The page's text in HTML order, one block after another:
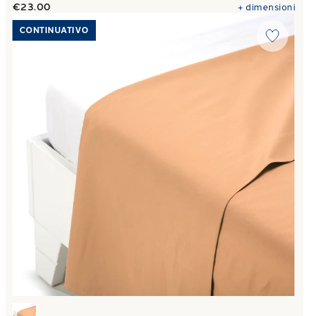
€23.00 +dimensioni
Link to "Lenzuolo Superiore Cotone tinta unita
CONTINUATIVO